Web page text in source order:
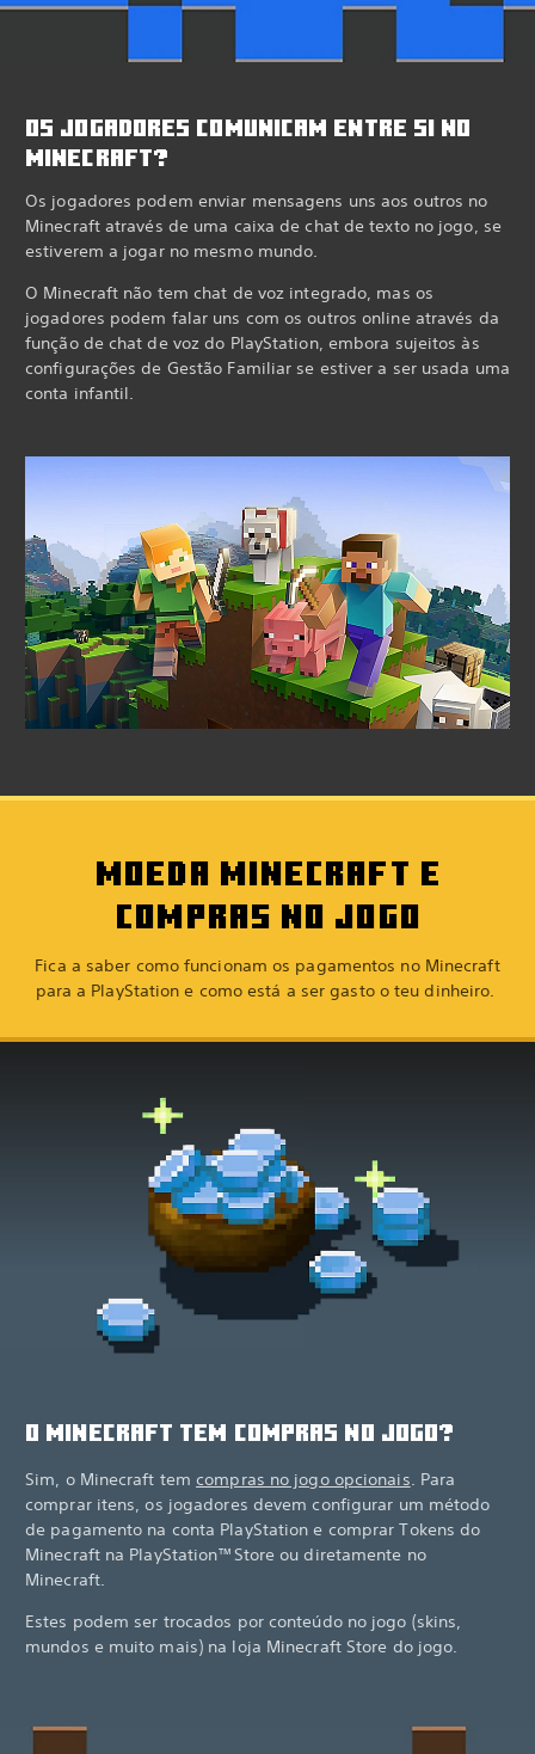
OS JOGADORES COMUNICAM ENTRE SI NO
MINECRAFT?
Os jogadores podem enviar mensagens uns aos outros no
Minecraft através de uma caixa de chat de texto no jogo, se
estiverem a jogar no mesmo mundo.
O Minecraft não tem chat de voz integrado, mas os
jogadores podem falar uns com os outros online através da
função de chat de voz do PlayStation, embora sujeitos às
configurações de Gestão Familiar se estiver a ser usada uma
conta infantil.
MOEDA MINECRAFT E
COMPRAS NO JOGO
Fica a saber como funcionam os pagamentos no Minecraft
para a PlayStation e como está a ser gasto o teu dinheiro.
O MINECRAFT TEM COMPRAS NO JOGO?
Sim, o Minecraft temcompras no jogo opcionais. Para
comprar itens, os jogadores devem configurar um método
de pagamento na conta PlayStation e comprar Tokens do
Minecraft na PlayStation™Store ou diretamente no
Minecraft.
Estes podem ser trocados por conteúdo no jogo (skins,
mundos e muito mais) na loja Minecraft Store do jogo.